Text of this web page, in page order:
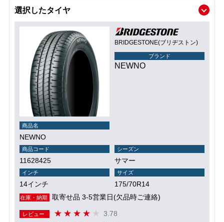
選択したタイヤ
BRIDGESTONE(ブリヂストン)
ブランド
NEWNO
商品名
NEWNO
商品コード
11628425
シーズン
サマー
インチ
14インチ
サイズ
175/70R14
在庫・納期 取寄せ品 3-5営業日(欠品時ご連絡)
レビュー 3.78